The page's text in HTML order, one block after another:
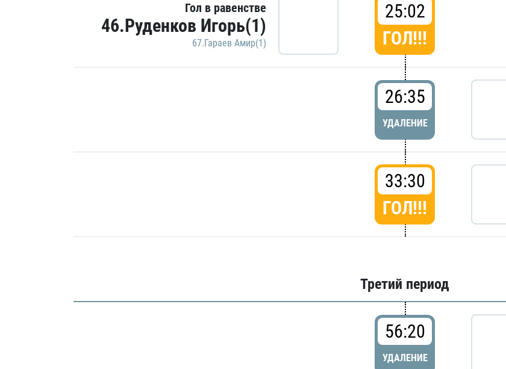
Гол в равенстве
46.Руденков Игорь(1)
67.Гараев Амир(1)
25:02
ГОЛ!!!
26:35
УДАЛЕНИЕ
33:30
ГОЛ!!!
Третий период
56:20
УДАЛЕНИЕ